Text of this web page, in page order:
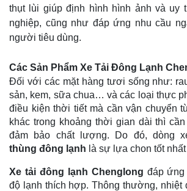
thụt lùi giúp định hình hình ảnh và uy
nghiệp, cũng như đáp ứng nhu cầu
người tiêu dùng.
Các Sản Phẩm Xe Tải Đông Lạnh
Đối với các mặt hàng tươi sống như:
sản, kem, sữa chua… và các loại thực
điều kiện thời tiết mà cần vận chuyển
khác trong khoảng thời gian dài thì
đảm bảo chất lượng. Do đó, dòng
thùng đông lạnh là sự lựa chon tốt
Xe tải đông lạnh Chenglong đáp
độ lạnh thích hợp. Thông thường, nhiệt